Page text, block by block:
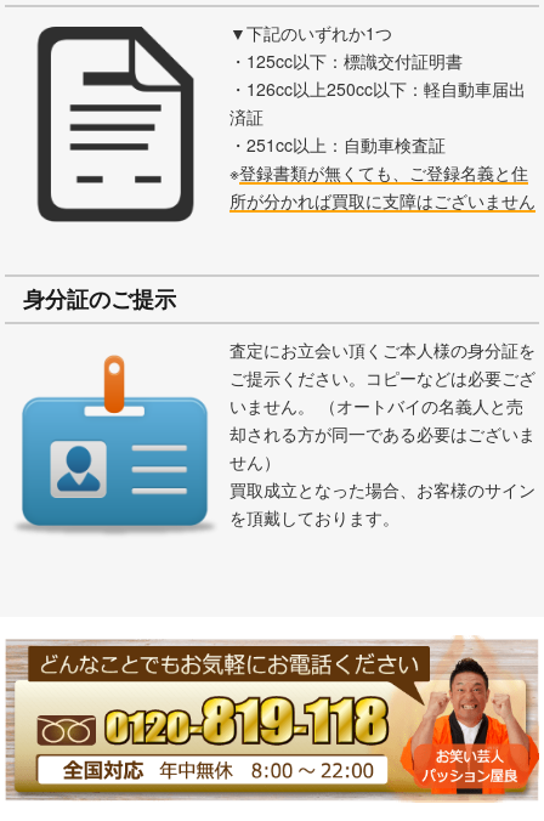
▼下記のいずれか1つ
・125cc以下：標識交付証明書
・126cc以上250cc以下：軽自動車届出
済証
・251cc以上：自動車検査証
※登録書類が無くても、ご登録名義と住
所が分かれば買取に支障はございません
身分証のご提示
査定にお立会い頂くご本人様の身分証を
ご提示ください。コピーなどは必要ござ
いません。 （オートバイの名義人と売
却される方が同一である必要はございま
せん）
買取成立となった場合、お客様のサイン
を頂戴しております。